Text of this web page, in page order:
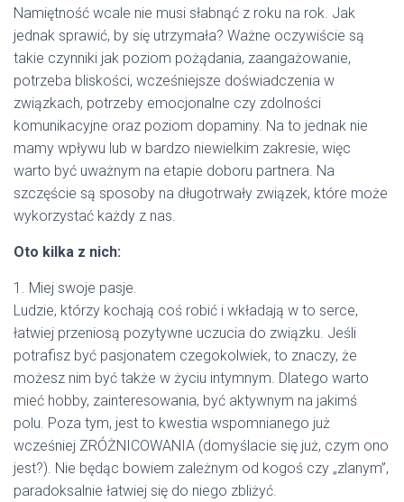
Namiętność wcale nie musi słabnąć z roku na rok. Jak
jednak sprawić, by się utrzymała? Ważne oczywiście są
takie czynniki jak poziom pożądania, zaangażowanie,
potrzeba bliskości, wcześniejsze doświadczenia w
związkach, potrzeby emocjonalne czy zdolności
komunikacyjne oraz poziom dopaminy. Na to jednak nie
mamy wpływu lub w bardzo niewielkim zakresie, więc
warto być uważnym na etapie doboru partnera. Na
szczęście są sposoby na długotrwały związek, które może
wykorzystać każdy z nas.
Oto kilka z nich:
1. Miej swoje pasje.
Ludzie, którzy kochają coś robić i wkładają w to serce,
łatwiej przeniosą pozytywne uczucia do związku. Jeśli
potrafisz być pasjonatem czegokolwiek, to znaczy, że
możesz nim być także w życiu intymnym. Dlatego warto
mieć hobby, zainteresowania, być aktywnym na jakimś
polu. Poza tym, jest to kwestia wspomnianego już
wcześniej ZRÓŻNICOWANIA (domyślacie się już, czym ono
jest?). Nie będąc bowiem zależnym od kogoś czy „zlanym”,
paradoksalnie łatwiej się do niego zbliżyć.